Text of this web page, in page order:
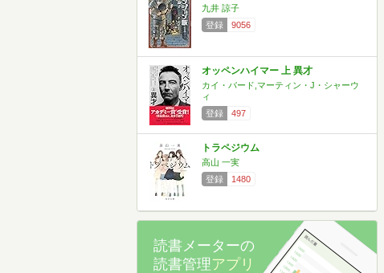
九井 諒子
登録
9056
オッペンハイマー 上 異才
カイ・バード,マーティン・J・シャーウ
ィ
登録
497
トラペジウム
高山 一実
登録
1480
読書メーターの
読書管理アプリ